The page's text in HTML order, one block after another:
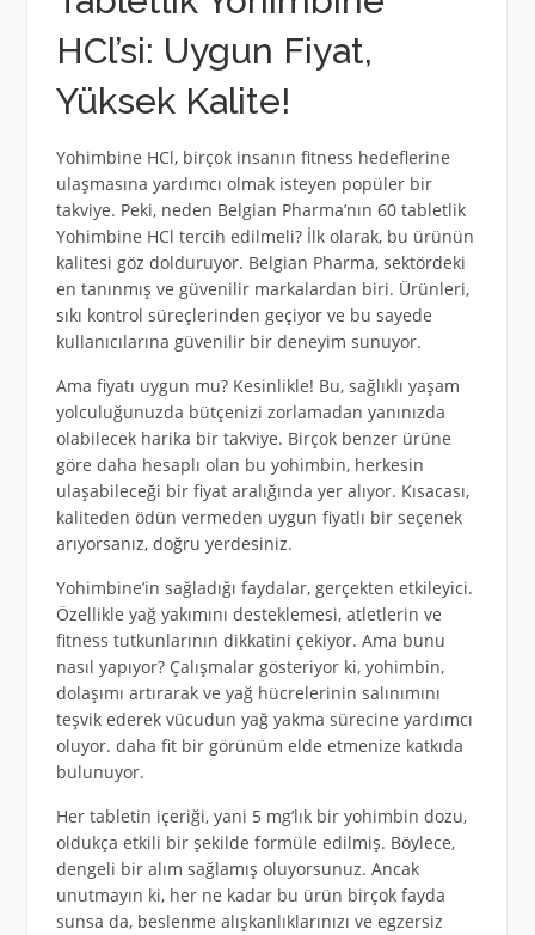
HCl’si: Uygun Fiyat,
Yüksek Kalite!
Yohimbine HCl, birçok insanın fitness hedeflerine
ulaşmasına yardımcı olmak isteyen popüler bir
takviye. Peki, neden Belgian Pharma’nın 60 tabletlik
Yohimbine HCl tercih edilmeli? İlk olarak, bu ürünün
kalitesi göz dolduruyor. Belgian Pharma, sektördeki
en tanınmış ve güvenilir markalardan biri. Ürünleri,
sıkı kontrol süreçlerinden geçiyor ve bu sayede
kullanıcılarına güvenilir bir deneyim sunuyor.
Ama fiyatı uygun mu? Kesinlikle! Bu, sağlıklı yaşam
yolculuğunuzda bütçenizi zorlamadan yanınızda
olabilecek harika bir takviye. Birçok benzer ürüne
göre daha hesaplı olan bu yohimbin, herkesin
ulaşabileceği bir fiyat aralığında yer alıyor. Kısacası,
kaliteden ödün vermeden uygun fiyatlı bir seçenek
arıyorsanız, doğru yerdesiniz.
Yohimbine’in sağladığı faydalar, gerçekten etkileyici.
Özellikle yağ yakımını desteklemesi, atletlerin ve
fitness tutkunlarının dikkatini çekiyor. Ama bunu
nasıl yapıyor? Çalışmalar gösteriyor ki, yohimbin,
dolaşımı artırarak ve yağ hücrelerinin salınımını
teşvik ederek vücudun yağ yakma sürecine yardımcı
oluyor. daha fit bir görünüm elde etmenize katkıda
bulunuyor.
Her tabletin içeriği, yani 5 mg’lık bir yohimbin dozu,
oldukça etkili bir şekilde formüle edilmiş. Böylece,
dengeli bir alım sağlamış oluyorsunuz. Ancak
unutmayın ki, her ne kadar bu ürün birçok fayda
sunsa da, beslenme alışkanlıklarınızı ve egzersiz